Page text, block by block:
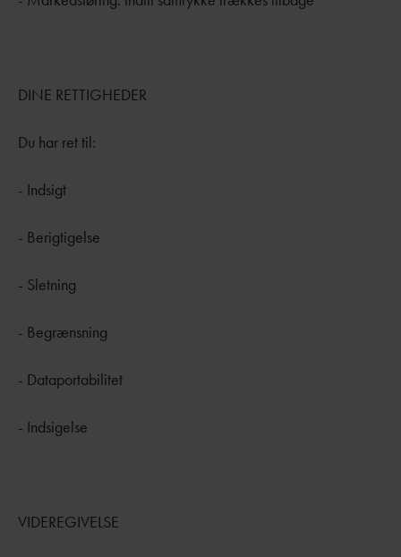
DINE RETTIGHEDER
Du har ret til:
- Indsigt
- Berigtigelse
- Sletning
- Begrænsning
- Dataportabilitet
- Indsigelse
VIDEREGIVELSE